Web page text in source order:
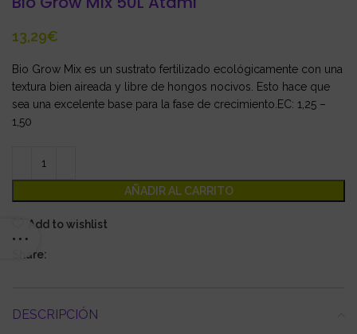
€
Bio Grow Mix es un sustrato fertilizado ecológicamente con una
textura bien aireada y libre de hongos nocivos. Esto hace que
sea una excelente base para la fase de crecimiento.EC: 1,25 –
1,50
AÑADIR AL CARRITO
Add to wishlist
Share:
DESCRIPCIÓN